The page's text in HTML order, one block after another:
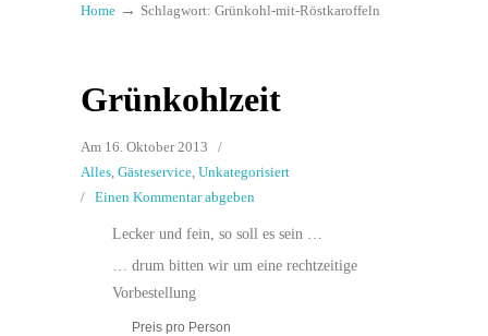
Home → Schlagwort: Grünkohl-mit-Röstkaroffeln
Grünkohlzeit
Am 16. Oktober 2013
/
Alles, Gästeservice, Unkategorisiert
/ Einen Kommentar abgeben
Lecker und fein, so soll es sein …
… drum bitten wir um eine rechtzeitige
Vorbestellung
Preis pro Person